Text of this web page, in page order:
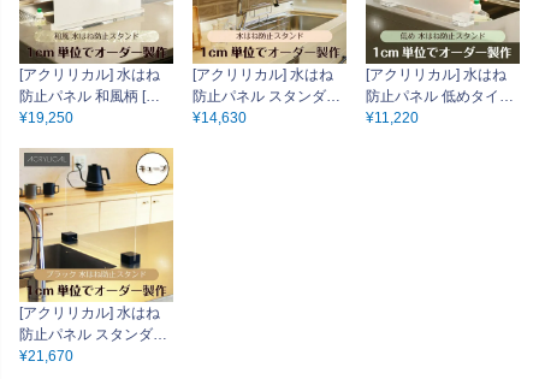
[アクリリカル] 水はね
防止パネル 和風柄 [キ
ューブタイプスタンド
クリル製 キッチン・シ
ンクの水はねをガー
ド！
¥19,250
[アクリリカル] 水はね
防止パネル スタンダー
ドタイプ [バータイプス
¥14,630
[アクリリカル] 水はね
防止パネル 低めタイプ
高さ15cm [キューブタ
¥11,220
[アクリリカル] 水はね
防止パネル スタンダー
ドタイプ [キューブタイ
¥21,670